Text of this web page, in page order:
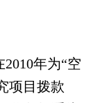
年为“空
项目拨款